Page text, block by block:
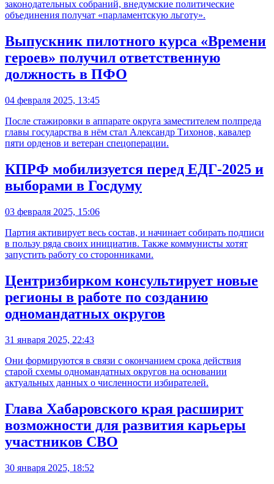
законодательных собраний, внедумские политические
объединения получат «парламентскую льготу».
Выпускник пилотного курса «Времени
героев» получил ответственную
должность в ПФО
04 февраля 2025, 13:45
После стажировки в аппарате округа заместителем полпреда
главы государства в нём стал Александр Тихонов, кавалер
пяти орденов и ветеран спецоперации.
КПРФ мобилизуется перед ЕДГ-2025 и
выборами в Госдуму
03 февраля 2025, 15:06
Партия активирует весь состав, и начинает собирать подписи
в пользу ряда своих инициатив. Также коммунисты хотят
запустить работу со сторонниками.
Центризбирком консультирует новые
регионы в работе по созданию
одномандатных округов
31 января 2025, 22:43
Они формируются в связи с окончанием срока действия
старой схемы одномандатных округов на основании
актуальных данных о численности избирателей.
Глава Хабаровского края расширит
возможности для развития карьеры
участников СВО
30 января 2025, 18:52